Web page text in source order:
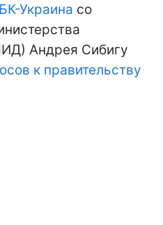
Украина со
Андрея Сибигу
к правительству